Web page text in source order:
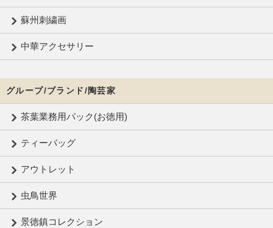
蘇州刺繍画
中華アクセサリー
グループ/ブランド/陶芸家
茶葉業務用パック(お徳用)
ティーバッグ
アウトレット
虫鳥世界
景徳鎮コレクション